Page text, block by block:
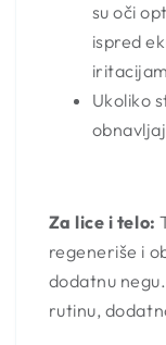
su oči
ispred
Ukoliko
Za lice i telo:
regeneriše i
dodatnu
rutinu,